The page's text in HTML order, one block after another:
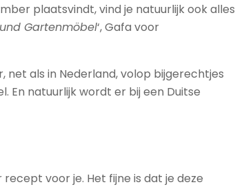
plaatsvindt, vind je natuurlijk ook alles
Gartenmöbel‘, Gafa voor
als in Nederland, volop bijgerechtjes
En natuurlijk wordt er bij een Duitse
voor je. Het fijne is dat je deze